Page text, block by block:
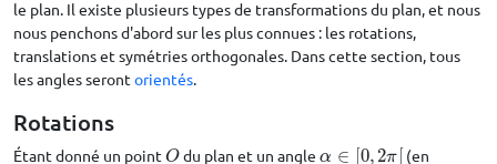
le plan. Il existe plusieurs types de transformations du plan, et nous
nous penchons d'abord sur les plus connues : les rotations,
translations et symétries orthogonales. Dans cette section, tous
les angles seront orientés.
Rotations
Étant donné un point O
O du plan et un angleα ∈ 0,2π
α∈[0 2π[
(en